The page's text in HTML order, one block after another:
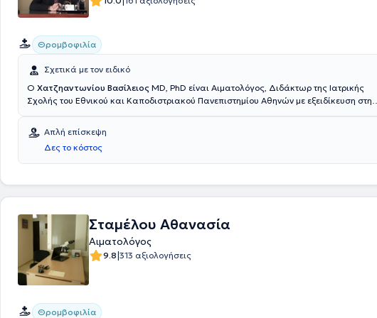
Θρομβοφιλία
Σχετικά με τον ειδικό
Ο Χατζηαντωνίου Βασίλειος MD, PhD είναι Αιματολόγος, Διδάκτωρ της Ιατρικής
Σχολής του Εθνικού και Καποδιστριακού Πανεπιστημίου Αθηνών με εξειδίκευση στη
στο Παλαιό Φάληρο για την εξατομικευμένη αντιμετώπιση κάθε αιματολογικού σας
προβλήματος. Παρέχονται πρωτοποριακές για τα ελληνικά δεδομένα υπηρεσίες
αιματολογίας, τόσο στον τομέα της θρομβοφιλίας / θρόμβωσης και αιματολογίας της
κύησης, όσο και σε περιστατικά γενικής αιματολογίας.
Απλή επίσκεψη
Δες το κόστος
Σταμέλου Αθανασία
Αιματολόγος
9.8|313 αξιολογήσεις
Θρομβοφιλία